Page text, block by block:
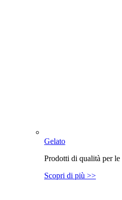
Gelato
Prodotti di qualità per le
Scopri di più >>